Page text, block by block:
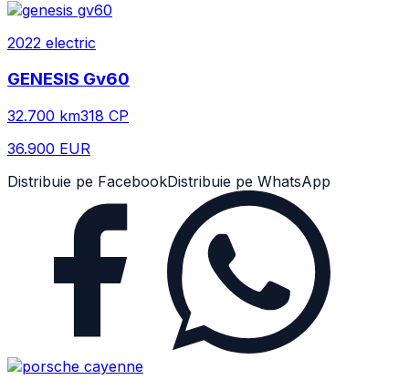
2022 electric
GENESIS Gv60
32.700 km318 CP
36.900 EUR
Distribuie pe FacebookDistribuie pe WhatsApp